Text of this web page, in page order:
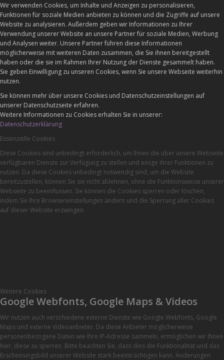
Wir verwenden Cookies, um Inhalte und Anzeigen zu personalisieren,
Funktionen für soziale Medien anbieten zu können und die Zugriffe auf unsere
Website zu analysieren. Außerdem geben wir Informationen zu Ihrer
Verwendung unserer Website an unsere Partner für soziale Medien, Werbung
und Analysen weiter. Unsere Partner führen diese Informationen
möglicherweise mit weiteren Daten zusammen, die Sie ihnen bereitgestellt
haben oder die sie im Rahmen Ihrer Nutzung der Dienste gesammelt haben.
Sie geben Einwilligung zu unseren Cookies, wenn Sie unsere Webseite weiterhin
nutzen.
Sie können mehr über unsere Cookies und Datenschutzeinstellungen auf
unserer Datenschutzseite erfahren.
Weitere Informationen zu Cookies erhalten Sie in unserer:
Datenschutzerklärung
Essenzielle Cookies
Diese Cookies sind unbedingt erforderlich, um Ihnen die über unsere Webseite
verfügbaren Dienste zur Verfügung zu stellen und einige ihrer Funktionen zu
nutzen. Da diese Cookies unbedingt notwendig sind, um die Website
bereitzustellen, können Sie sie nicht ablehnen, ohne die Funktionsweise unserer
Webseite zu beeinflussen. Sie können die Cookies sperren oder löschen,
indem Sie Ihre Browsereinstellungen ändern und die Sperrung aller Cookies
auf dieser Website erzwingen.
Weitere Cookies
Google Webfonts, Google Maps & Videos
Wir nutzen auch verschiedene externe Dienste wie Google Webfonts, Google
Maps und externe Videoanbieter. Da diese Anbieter möglicherweise
personenbezogene Daten wie Ihre IP-Adresse sammeln, ermöglichen wir Ihnen
hier, diese zu sperren. Bitte beachten Sie, dass dies die Funktionalität und das
Erscheinungsbild unserer Website stark beeinträchtigen kann. Änderungen